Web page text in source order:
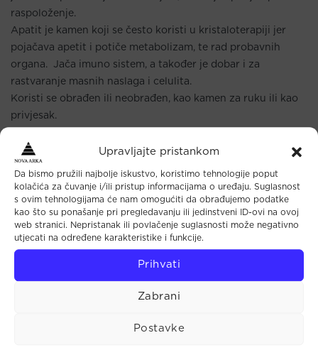
Upravljajte pristankom
Da bismo pružili najbolje iskustvo, koristimo tehnologije poput
kolačića za čuvanje i/ili pristup informacijama o uređaju. Suglasnost
s ovim tehnologijama će nam omogućiti da obrađujemo podatke
kao što su ponašanje pri pregledavanju ili jedinstveni ID-ovi na ovoj
web stranici. Nepristanak ili povlačenje suglasnosti može negativno
utjecati na određene karakteristike i funkcije.
Prihvati
Zabrani
Postavke
raspoloženje.
Apatit je kamen koji se često koristi u kristaloterapiji jer
pojačava apetit i potiče metabolizam, te rad probavnih
organa. Jača imuno sistem, a također je dobar i za
rastvaranje masnih naslaga i celulita.
Koristi se obrađen ili neobrađen, kao kamen za ruku ili kao
privjesak.
nakon toga se puni na suncu 1-2 sata.
Formula: Ca5(PO4)3F
Tvrdoća: 5
Gustoća: 3,1 – 3,2
Nalazišta: Brazil, Kanada, Meksiko, Portugal, Velika
Britanija, SAD, Švedska
Boja: plava, zelena, bijela, žuta – staklenog do masnog
sjaja